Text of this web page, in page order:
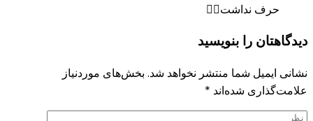
حرف نداشت👌🏻
دیدگاهتان را بنویسید
نشانی ایمیل شما منتشر نخواهد شد. بخش‌های موردنیاز
علامت‌گذاری شده‌اند *